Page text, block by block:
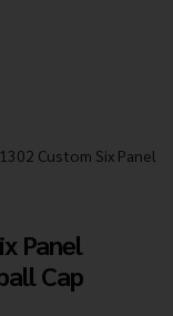
Custom Six Panel
Panel
Cap